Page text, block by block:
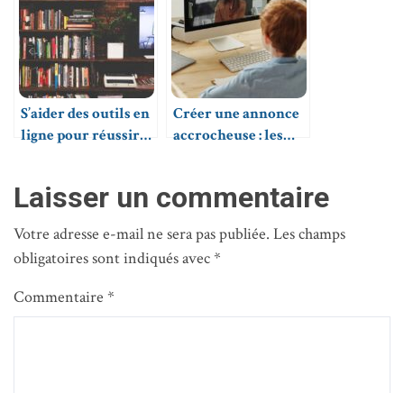
S’aider des outils en
ligne pour réussir
Créer une annonce
accrocheuse : les
Laisser un commentaire
Votre adresse e-mail ne sera pas publiée. Les champs
obligatoires sont indiqués avec*
Commentaire *